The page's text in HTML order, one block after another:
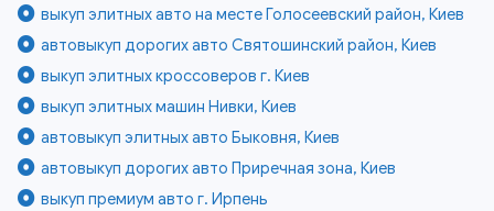
выкуп элитных авто на месте Голосеевский район, Киев
автовыкуп дорогих авто Святошинский район, Киев
выкуп элитных кроссоверов г. Киев
выкуп элитных машин Нивки, Киев
автовыкуп элитных авто Быковня, Киев
автовыкуп дорогих авто Приречная зона, Киев
выкуп премиум авто г. Ирпень